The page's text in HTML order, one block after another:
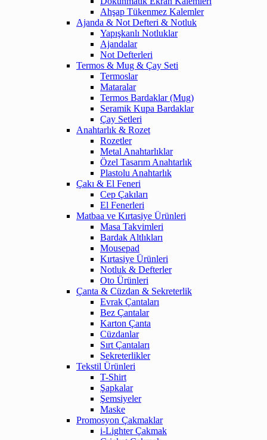
Ahşap Tükenmez Kalemler
Ajanda & Not Defteri & Notluk
Yapışkanlı Notluklar
Ajandalar
Not Defterleri
Termos & Mug & Çay Seti
Termoslar
Mataralar
Termos Bardaklar (Mug)
Seramik Kupa Bardaklar
Çay Setleri
Anahtarlık & Rozet
Rozetler
Metal Anahtarlıklar
Özel Tasarım Anahtarlık
Plastolu Anahtarlık
Çakı & El Feneri
Cep Çakıları
El Fenerleri
Matbaa ve Kırtasiye Ürünleri
Masa Takvimleri
Bardak Altlıkları
Mousepad
Kırtasiye Ürünleri
Notluk & Defterler
Oto Ürünleri
Çanta & Cüzdan & Sekreterlik
Evrak Çantaları
Bez Çantalar
Karton Çanta
Cüzdanlar
Sırt Çantaları
Sekreterlikler
Tekstil Ürünleri
T-Shirt
Şapkalar
Şemsiyeler
Maske
Promosyon Çakmaklar
i-Lighter Çakmak